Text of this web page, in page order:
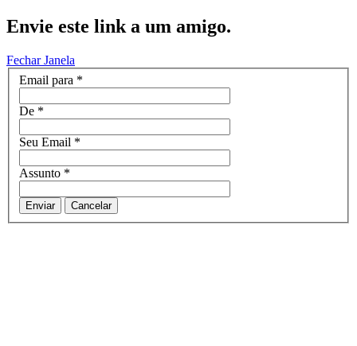
Envie este link a um amigo.
Fechar Janela
Email para *
De *
Seu Email *
Assunto *
Enviar Cancelar